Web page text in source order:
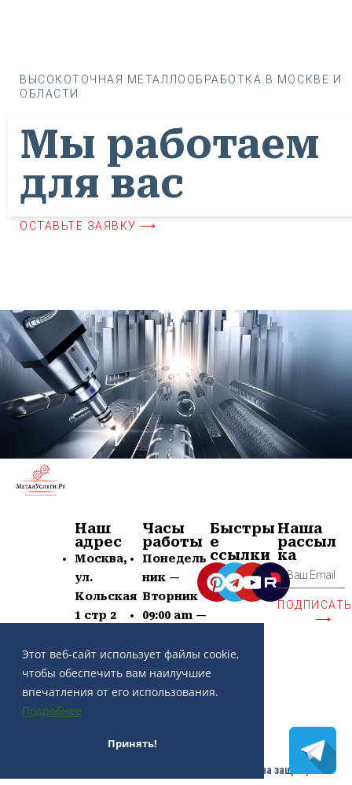
Этот веб-сайт использует файлы cookie,
чтобы обеспечить вам наилучшие
впечатления от его использования.
Подробнее
Принять!
ВЫСОКОТОЧНАЯ МЕТАЛЛООБРАБОТКА В МОСКВЕ И
ОБЛАСТИ
Мы работаем
для вас
ОСТАВЬТЕ ЗАЯВКУ ⟶
Наш
адрес
Москва,
ул.
Кольская
1 стр 2
639-60-77
contact@
metaluslu
gi.ru
Часы
работы
Понедель
ник —
Вторник
09:00 am —
Суб —
Воскр —
Выходной
Быстры
е
ссылки
Наша
рассыл
ка
⟶
| Все права защищены.